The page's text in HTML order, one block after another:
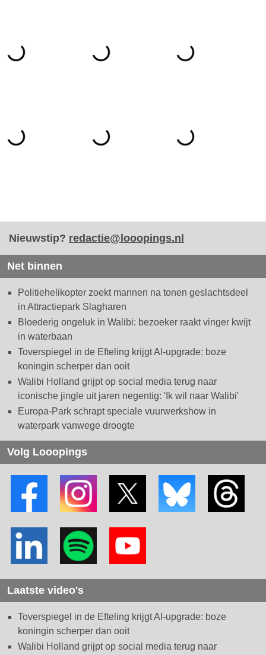
Nieuwstip? redactie@looopings.nl
Net binnen
Politiehelikopter zoekt mannen na tonen geslachtsdeel
in Attractiepark Slagharen
Bloederig ongeluk in Walibi: bezoeker raakt vinger kwijt
in waterbaan
Toverspiegel in de Efteling krijgt AI-upgrade: boze
koningin scherper dan ooit
Walibi Holland grijpt op social media terug naar
iconische jingle uit jaren negentig: 'Ik wil naar Walibi'
Europa-Park schrapt speciale vuurwerkshow in
waterpark vanwege droogte
Volg Looopings
Laatste video's
Toverspiegel in de Efteling krijgt AI-upgrade: boze
koningin scherper dan ooit
Walibi Holland grijpt op social media terug naar